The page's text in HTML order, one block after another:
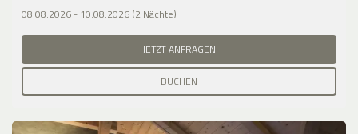
08.08.2026 - 10.08.2026 (2 Nächte)
JETZT ANFRAGEN
BUCHEN